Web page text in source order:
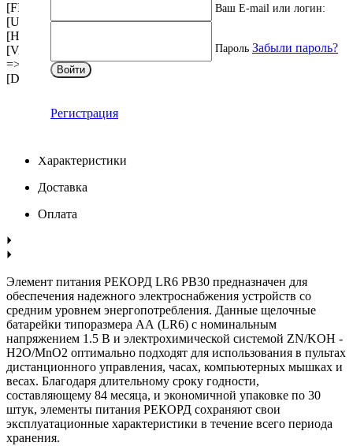
[FILTRABLE] => N [IS_REQUIRED] => N [VERSION] => 1
[USER_TYPE] => [USER_TYPE_SETTINGS] => Array ( )
[HINT] => [~NAME] => Файлы [~DEFAULT_VALUE] =>
[VALUE_ENUM] => [VALUE_XML_ID] => [VALUE_SORT]
=> [VALUE] => [PROPERTY_VALUE_ID] =>
[DESCRIPTION] => [~DESCRIPTION] => [~VALUE] => )
Характеристики
Доставка
Оплата
Элемент питания РЕКОРД LR6 PB30 предназначен для
обеспечения надежного электроснабжения устройств со
средним уровнем энергопотребления. Данные щелочные
батарейки типоразмера АА (LR6) с номинальным
напряжением 1.5 В и электрохимической системой ZN/KOH -
H2O/MnO2 оптимально подходят для использования в пультах
дистанционного управления, часах, компьютерных мышках и
весах. Благодаря длительному сроку годности,
составляющему 84 месяца, и экономичной упаковке по 30
штук, элементы питания РЕКОРД сохраняют свои
эксплуатационные характеристики в течение всего периода
хранения.
Ваш E-mail или логин:
Пароль Забыли пароль?
Войти
Регистрация